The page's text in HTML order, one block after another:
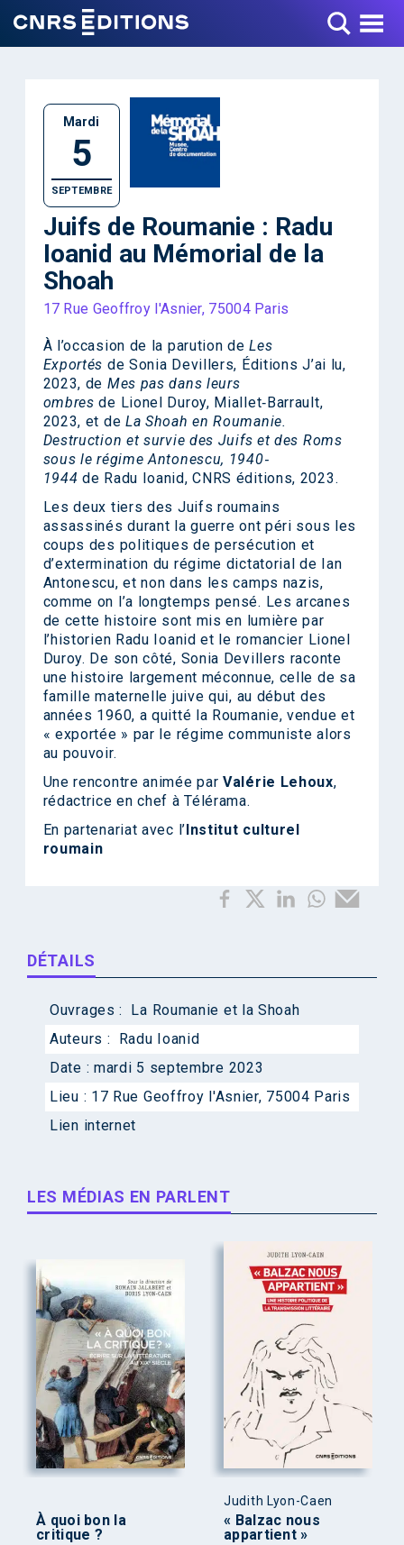
Toggle Menu
Mardi
5
SEPTEMBRE
Juifs de Roumanie : Radu
Ioanid au Mémorial de la
Shoah
17 Rue Geoffroy l'Asnier, 75004 Paris
À l’occasion de la parution deLes
Exportés de Sonia Devillers, Éditions J’ai lu,
2023, de Mes pas dans leurs
ombres de Lionel Duroy, Miallet‐Barrault,
2023, et de La Shoah en Roumanie.
Destruction et survie des Juifs et des Roms
sous le régime Antonescu, 1940‐
1944 de Radu Ioanid, CNRS éditions, 2023.
Les deux tiers des Juifs roumains
assassinés durant la guerre ont péri sous les
coups des politiques de persécution et
d’extermination du régime dictatorial de Ian
Antonescu, et non dans les camps nazis,
comme on l’a longtemps pensé. Les arcanes
de cette histoire sont mis en lumière par
l’historien Radu Ioanid et le romancier Lionel
Duroy. De son côté, Sonia Devillers raconte
une histoire largement méconnue, celle de sa
famille maternelle juive qui, au début des
années 1960, a quitté la Roumanie, vendue et
« exportée » par le régime communiste alors
au pouvoir.
Une rencontre animée parValérie Lehoux,
rédactrice en chef à Télérama.
En partenariat avec l’Institut culturel
roumain
DÉTAILS
Ouvrages :
La Roumanie et la Shoah
Auteurs :
Radu Ioanid
Date : mardi 5 septembre 2023
Lieu : 17 Rue Geoffroy l'Asnier, 75004 Paris
Lien internet
LES MÉDIAS EN PARLENT
À quoi bon la
critique ?
Judith Lyon-Caen
« Balzac nous
appartient »